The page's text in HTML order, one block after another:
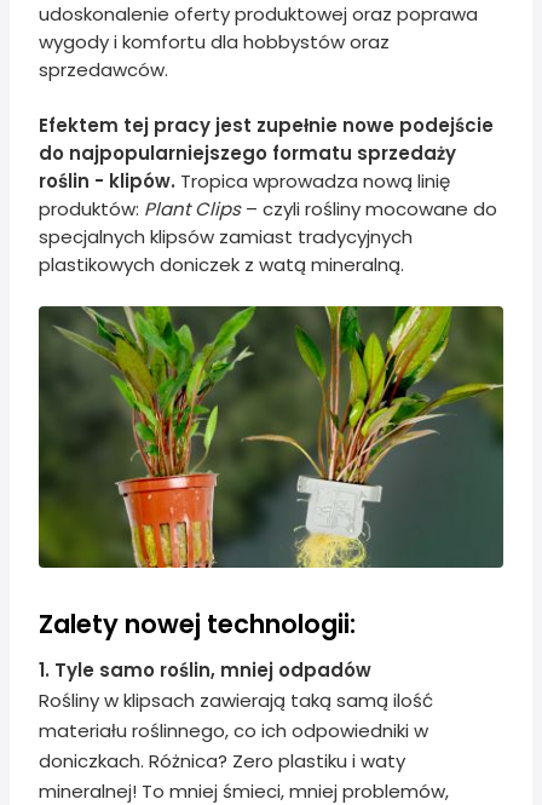
udoskonalenie oferty produktowej oraz poprawa
wygody i komfortu dla hobbystów oraz
sprzedawców.
Efektem tej pracy jest zupełnie nowe podejście
do najpopularniejszego formatu sprzedaży
roślin - klipów. Tropica wprowadza nową linię
produktów: Plant Clips– czyli rośliny mocowane do
specjalnych klipsów zamiast tradycyjnych
plastikowych doniczek z watą mineralną.
Zalety nowej technologii:
1. Tyle samo roślin, mniej odpadów
Rośliny w klipsach zawierają taką samą ilość
materiału roślinnego, co ich odpowiedniki w
doniczkach. Różnica? Zero plastiku i waty
mineralnej! To mniej śmieci, mniej problemów,